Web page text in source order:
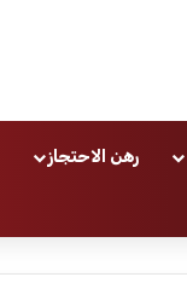
رهن الاحتجاز